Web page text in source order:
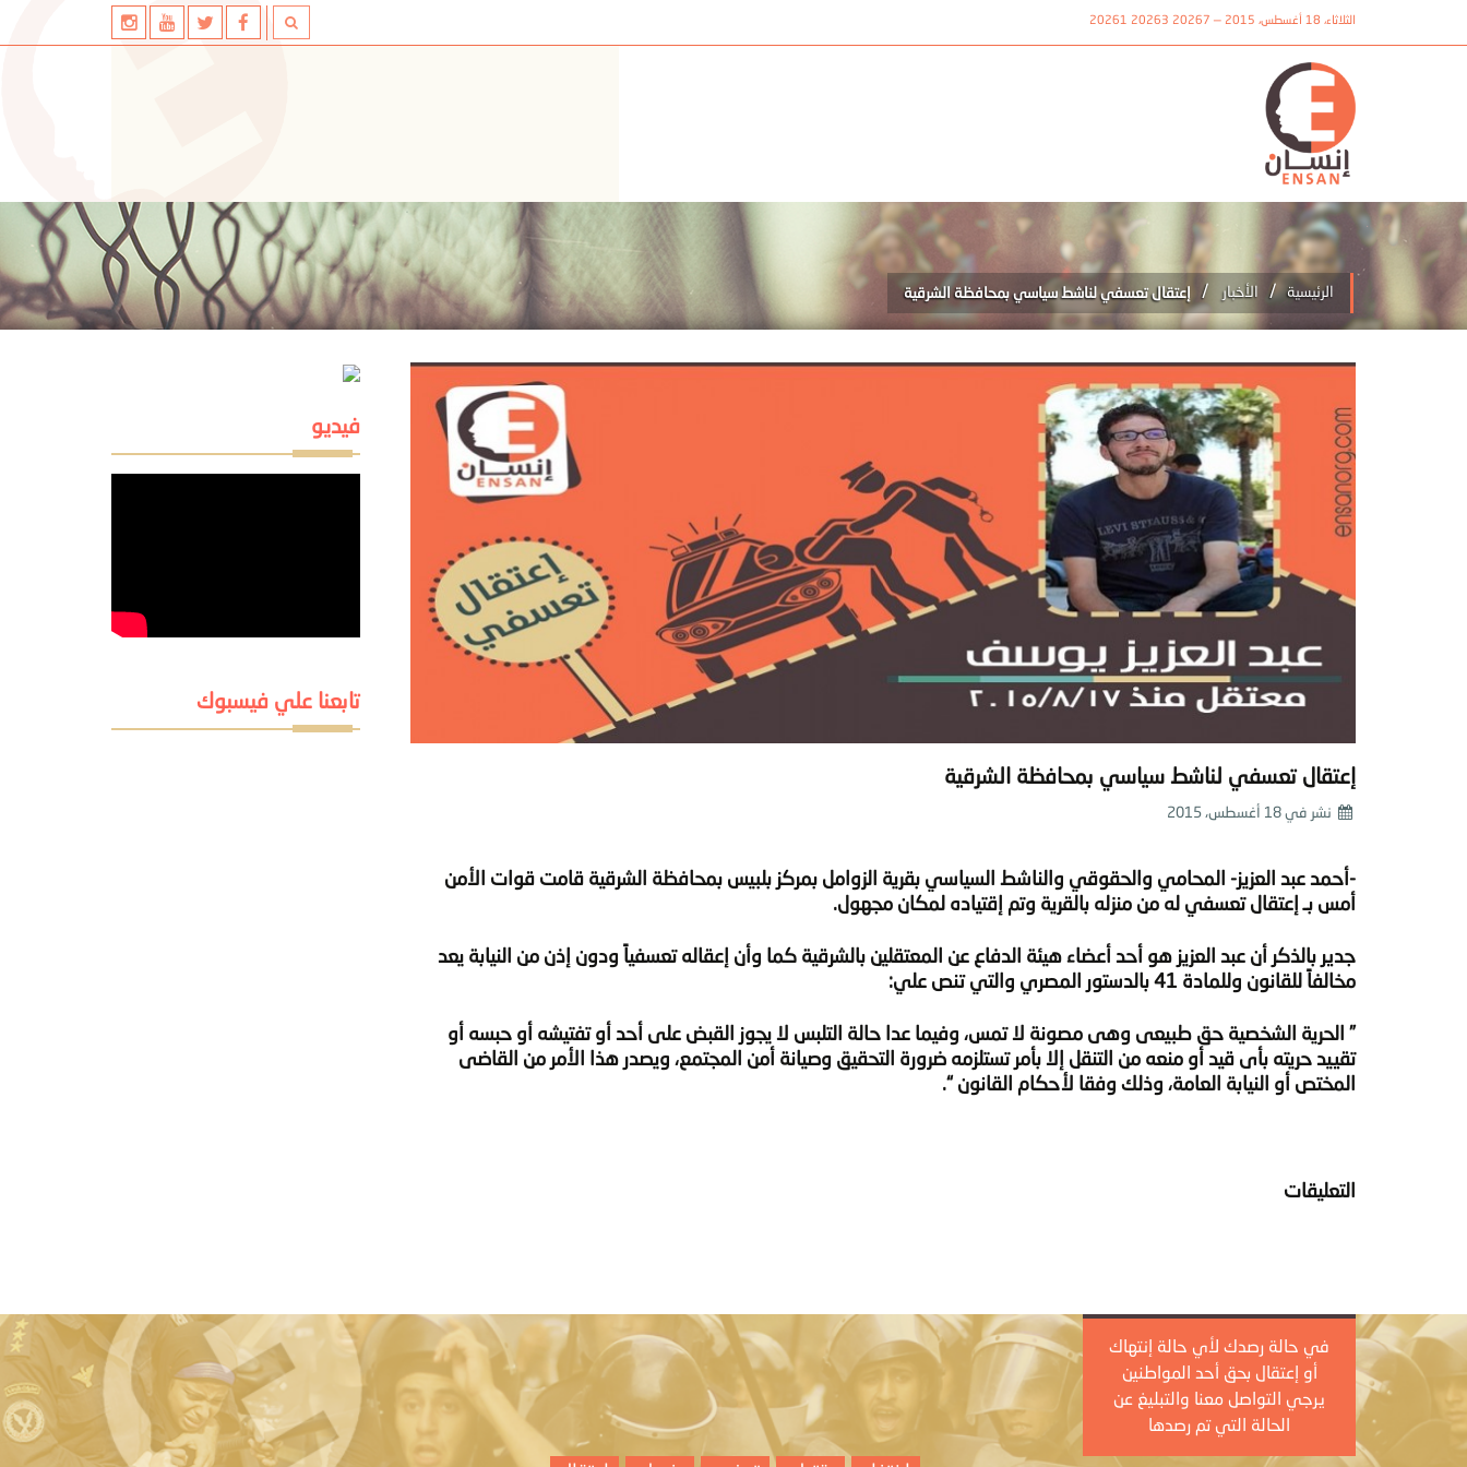
الثلاثاء، 18 أغسطس، 2015 — 20267 20263 20261
الرئيسية / الأخبار / إعتقال تعسفي لناشط سياسي بمحافظة الشرقية
إعتقال تعسفي لناشط سياسي بمحافظة الشرقية
نشر في 18 أغسطس، 2015
-أحمد عبد العزيز- المحامي والحقوقي والناشط السياسي بقرية الزوامل بمركز بلبيس بمحافظة الشرقية قامت قوات الأمن
أمس بـ إعتقال تعسفي له من منزله بالقرية وتم إقتياده لمكان مجهول.
جدير بالذكر أن عبد العزيز هو أحد أعضاء هيئة الدفاع عن المعتقلين بالشرقية كما وأن إعقاله تعسفياً ودون إذن من النيابة يعد
مخالفاً للقانون وللمادة 41 بالدستور المصري والتي تنص علي:
” الحرية الشخصية حق طبيعى وهى مصونة لا تمس، وفيما عدا حالة التلبس لا يجوز القبض على أحد أو تفتيشه أو حبسه أو
تقييد حريته بأى قيد أو منعه من التنقل إلا بأمر تستلزمه ضرورة التحقيق وصيانة أمن المجتمع، ويصدر هذا الأمر من القاضى
المختص أو النيابة العامة، وذلك وفقا لأحكام القانون “.
التعليقات
فيديو
تابعنا علي فيسبوك
في حالة رصدك لأي حالة إنتهاك
أو إعتقال بحق أحد المواطنين
يرجي التواصل معنا والتبليغ عن
الحالة التي تم رصدها